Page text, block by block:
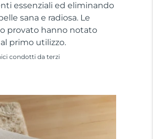
essenziali ed eliminando
sana e radiosa. Le
provato hanno notato
primo utilizzo.
condotti da terzi